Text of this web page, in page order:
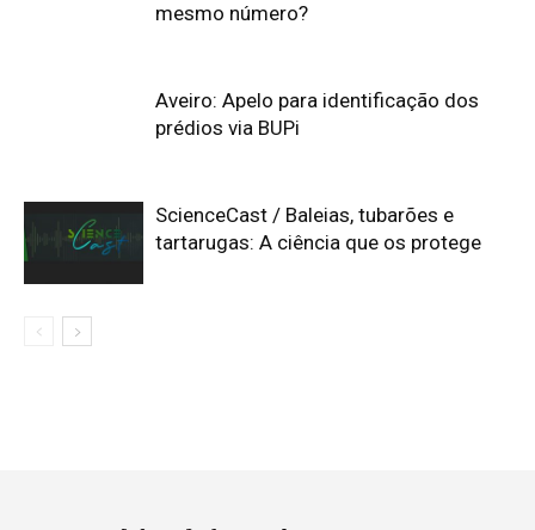
mesmo número?
Aveiro: Apelo para identificação dos
prédios via BUPi
ScienceCast / Baleias, tubarões e
tartarugas: A ciência que os protege